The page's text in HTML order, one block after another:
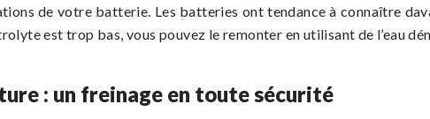
de votre batterie. Les batteries ont tendance à connaître
est trop bas, vous pouvez le remonter en utilisant de l’eau
: un freinage en toute sécurité